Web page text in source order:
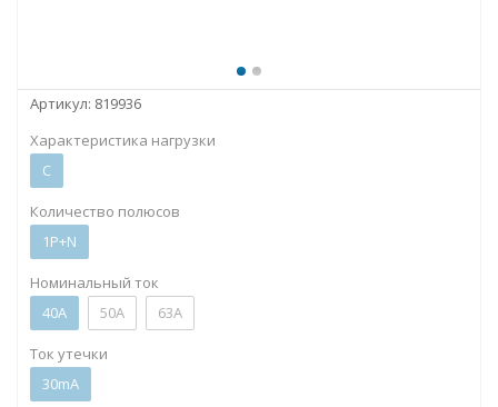
Артикул: 819936
Характеристика нагрузки
C
Количество полюсов
1P+N
Номинальный ток
40А
50А 63А
Ток утечки
30mA